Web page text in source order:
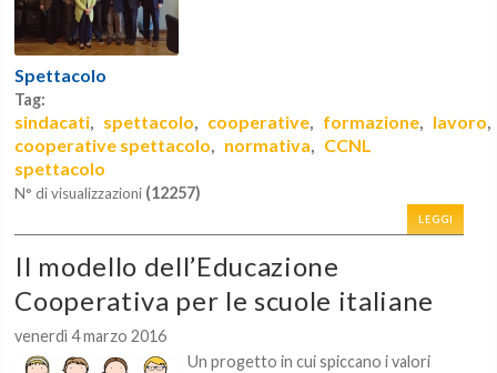
Spettacolo
Tag:
sindacati, spettacolo, cooperative, formazione, lavoro
cooperative spettacolo, normativa, CCNL
spettacolo
N° di visualizzazioni (12257)
LEGGI
Il modello dell’Educazione
Cooperativa per le scuole italiane
venerdì 4 marzo 2016
Un progetto in cui spiccano i valori